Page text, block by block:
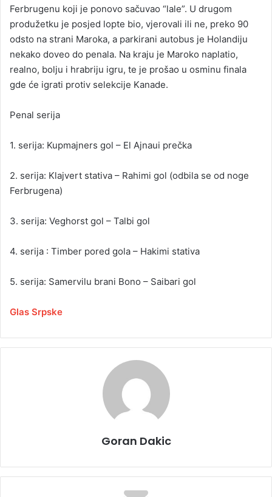
Ferbrugenu koji je ponovo sačuvao “lale”. U drugom
produžetku je posjed lopte bio, vjerovali ili ne, preko 90
odsto na strani Maroka, a parkirani autobus je Holandiju
nekako doveo do penala. Na kraju je Maroko naplatio,
realno, bolju i hrabriju igru, te je prošao u osminu finala
gde će igrati protiv selekcije Kanade.
Penal serija
1. serija: Kupmajners gol – El Ajnaui prečka
2. serija: Klajvert stativa – Rahimi gol (odbila se od noge
Ferbrugena)
3. serija: Veghorst gol – Talbi gol
4. serija : Timber pored gola – Hakimi stativa
5. serija: Samervilu brani Bono – Saibari gol
Glas Srpske
Goran Dakic